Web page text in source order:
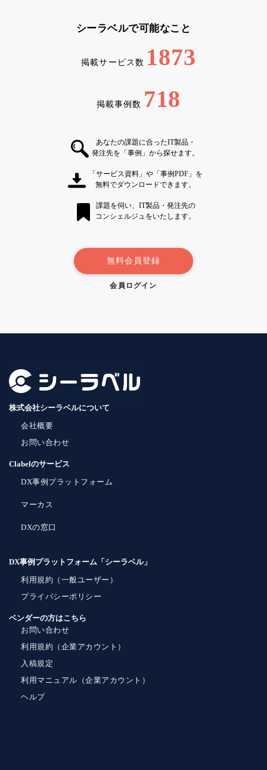
シーラベルで可能なこと
掲載サービス数 1873
掲載事例数 718
あなたの課題に合ったIT製品・
発注先を「事例」から探せます。
「サービス資料」や「事例PDF」を
無料でダウンロードできます。
課題を伺い、IT製品・発注先の
コンシェルジュをいたします。
無料会員登録
会員ログイン
株式会社シーラベルについて
会社概要
お問い合わせ
Clabelのサービス
DX事例プラットフォーム
マーカス
DXの窓口
DX事例プラットフォーム「シーラベル」
利用規約（一般ユーザー）
プライバシーポリシー
ベンダーの方はこちら
お問い合わせ
利用規約（企業アカウント）
入稿規定
利用マニュアル（企業アカウント）
ヘルプ